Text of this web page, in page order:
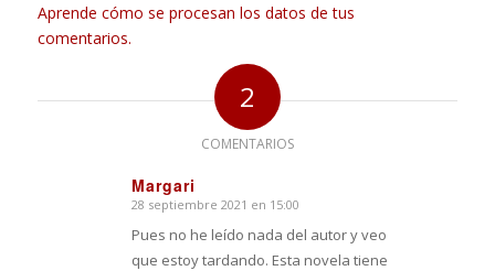
Aprende cómo se procesan los datos de tus
comentarios.
2
COMENTARIOS
Margari
Dice:
28 septiembre 2021 en 15:00
Pues no he leído nada del autor y veo
que estoy tardando. Esta novela tiene